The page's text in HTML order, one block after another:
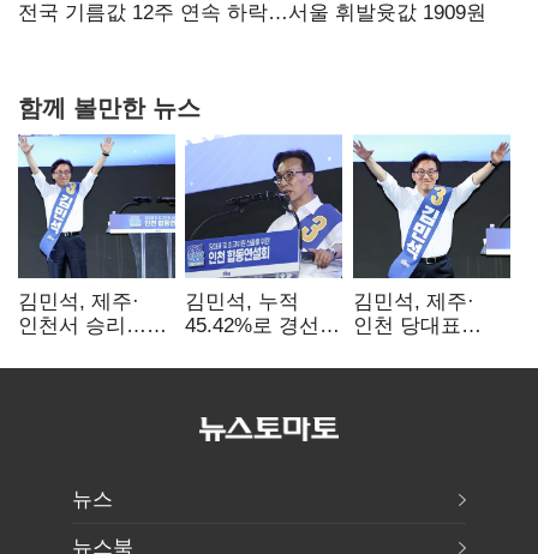
전국 기름값 12주 연속 하락…서울 휘발윳값 1909원
함께 볼만한 뉴스
김민석, 제주·
인천서 승리…
탈환'(종합)
김민석, 누적
45.42%로 경선
격차
김민석, 제주·
인천 당대표
뉴스
뉴스북